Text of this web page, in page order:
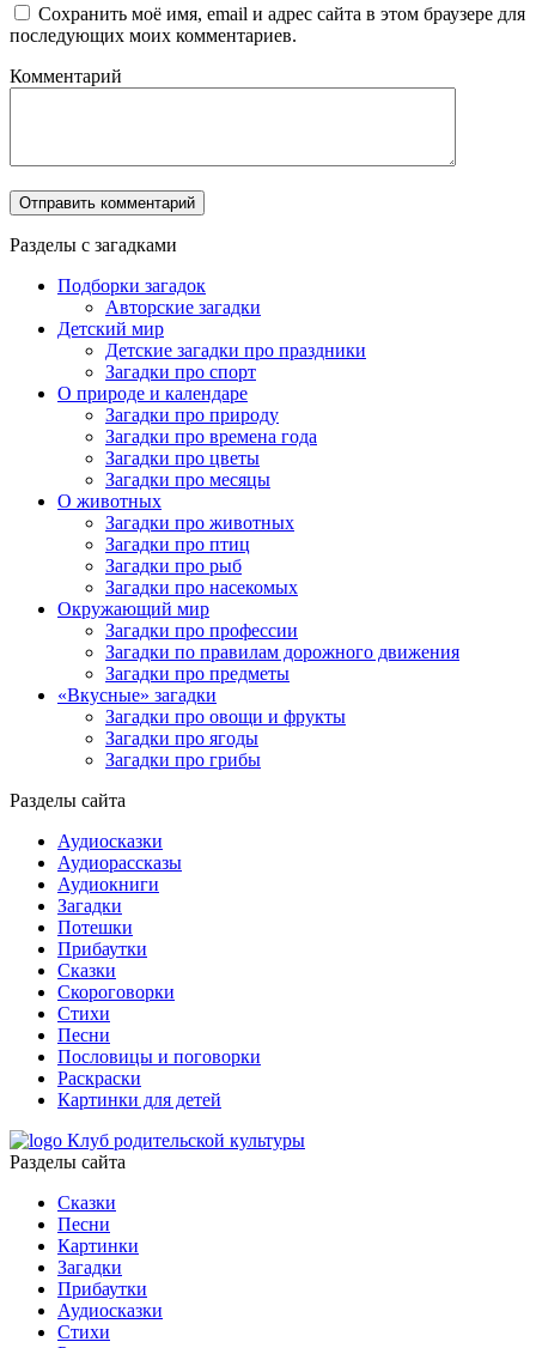
Сохранить моё имя, email и адрес сайта в этом браузере для
последующих моих комментариев.
Комментарий
Разделы с загадками
Подборки загадок
Авторские загадки
Детский мир
Детские загадки про праздники
Загадки про спорт
О природе и календаре
Загадки про природу
Загадки про времена года
Загадки про цветы
Загадки про месяцы
О животных
Загадки про животных
Загадки про птиц
Загадки про рыб
Загадки про насекомых
Окружающий мир
Загадки про профессии
Загадки по правилам дорожного движения
Загадки про предметы
«Вкусные» загадки
Загадки про овощи и фрукты
Загадки про ягоды
Загадки про грибы
Разделы сайта
Аудиосказки
Аудиорассказы
Аудиокниги
Загадки
Потешки
Прибаутки
Сказки
Скороговорки
Стихи
Песни
Пословицы и поговорки
Раскраски
Картинки для детей
Клуб родительской культуры
Разделы сайта
Сказки
Песни
Картинки
Загадки
Прибаутки
Аудиосказки
Стихи